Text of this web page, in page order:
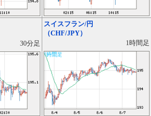
30分足
スイスフラン/円
（CHF/JPY）
1時間足